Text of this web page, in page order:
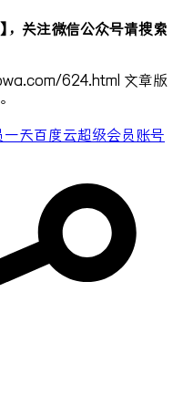
】，关注微信公众号请搜索
624.html 文章版
一天百度云超级会员账号